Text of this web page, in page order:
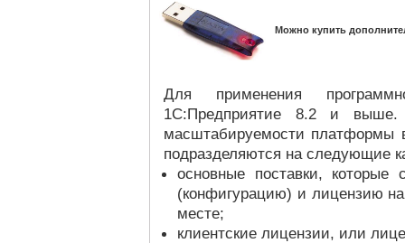
Можно купить
Для применения
1С:Предприятие 8.2 и выше.
масштабируемости платформы
подразделяются на следующие
основные поставки, которые
(конфигурацию) и лицензию
месте;
клиентские лицензии, или